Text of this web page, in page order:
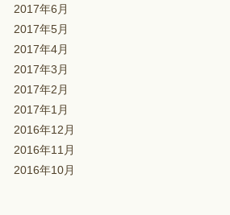
2017年6月
2017年5月
2017年4月
2017年3月
2017年2月
2017年1月
2016年12月
2016年11月
2016年10月